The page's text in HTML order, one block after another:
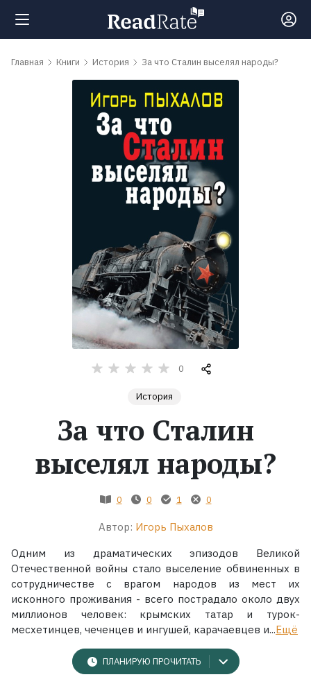
Поиск
обсуждаемые
Экранизации
Коллекции
Главная Книги История За что Сталин выселял народы?
0
История
За что Сталин
выселял народы?
0 0 1 0
Автор: Игорь Пыхалов
Одним из драматических эпизодов Великой
Отечественной войны стало выселение обвиненных в
сотрудничестве с врагом народов из мест их
исконного проживания - всего пострадало около двух
миллионов человек: крымских татар и турок-
месхетинцев, чеченцев и ингушей, карачаевцев и...Ещё
ПЛАНИРУЮ ПРОЧИТАТЬ